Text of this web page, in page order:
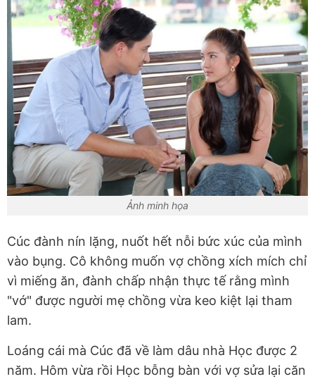
Ảnh minh họa
Cúc đành nín lặng, nuốt hết nỗi bức xúc của mình
vào bụng. Cô không muốn vợ chồng xích mích chỉ
vì miếng ăn, đành chấp nhận thực tế rằng mình
"vớ" được người mẹ chồng vừa keo kiệt lại tham
lam.
Loáng cái mà Cúc đã về làm dâu nhà Học được 2
năm. Hôm vừa rồi Học bỗng bàn với vợ sửa lại căn